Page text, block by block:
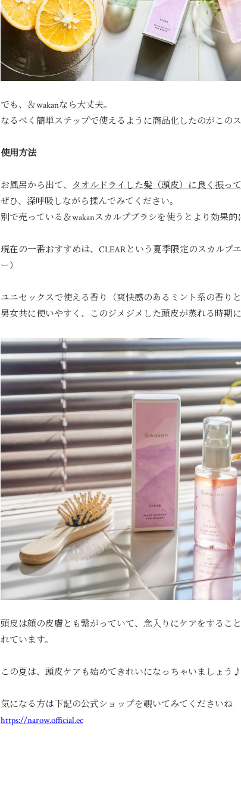
でも、＆wakanなら大丈夫。
なるべく簡単ステップで使えるように商品化したのがこの
使用方法
お風呂から出て、
タオルドライした髪（頭皮）に良く振っ
ぜひ、深呼吸しながら揉んでみてください。
別で売っている＆wakanスカルプブラシを使うとより効果
現在の一番おすすめは、CLEARという夏季限定のスカルプ
ー）
ユニセックスで使える香り（爽快感のあるミント系の香り
男女共に使いやすく、このジメジメした頭皮が蒸れる時期
頭皮は顔の皮膚とも繋がっていて、念入りにケアをするこ
れています。
この夏は、頭皮ケアも始めてきれいになっちゃいましょう♪
気になる方は下記の公式ショップを覗いてみてくださいね
https://narow.official.ec